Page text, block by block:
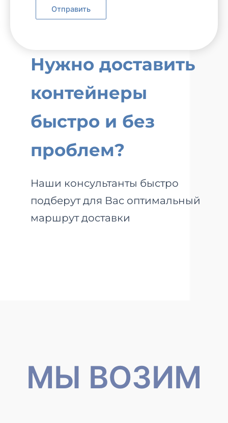
Нужно доставить
контейнеры
быстро и без
проблем?
Наши консультанты быстро
подберут для Вас оптимальный
маршрут доставки
МЫ ВОЗИМ